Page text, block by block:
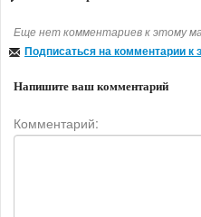
Еще нет комментариев к этому
Подписаться на комментарии к
Напишите ваш комментарий
Комментарий: